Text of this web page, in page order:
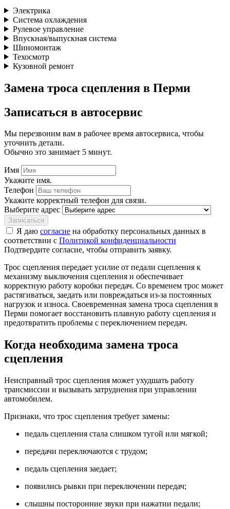
Электрика
Система охлаждения
Рулевое управление
Впускная/выпускная система
Шиномонтаж
Техосмотр
Кузовной ремонт
Замена троса сцепления в Перми
Записаться в автосервис
Мы перезвоним вам в рабочее время автосервиса, чтобы
уточнить детали.
Обычно это занимает 5 минут.
Имя
Укажите имя.
Телефон
Укажите корректный телефон для связи.
Выберите адрес
Записаться
Я даю согласие на обработку персональных данных в
соответствии с Политикой конфиденциальности
Подтвердите согласие, чтобы отправить заявку.
Трос сцепления передает усилие от педали сцепления к
механизму выключения сцепления и обеспечивает
корректную работу коробки передач. Со временем трос может
растягиваться, заедать или повреждаться из-за постоянных
нагрузок и износа. Своевременная замена троса сцепления в
Перми помогает восстановить плавную работу сцепления и
предотвратить проблемы с переключением передач.
Когда необходима замена троса
сцепления
Неисправный трос сцепления может ухудшать работу
трансмиссии и вызывать затруднения при управлении
автомобилем.
Признаки, что трос сцепления требует замены:
педаль сцепления стала слишком тугой или мягкой;
передачи переключаются с трудом;
педаль сцепления заедает;
появились рывки при переключении передач;
слышны посторонние звуки при нажатии педали;